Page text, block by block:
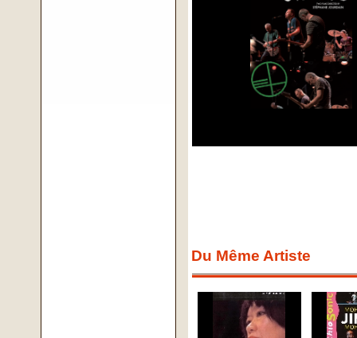
Du Même Artiste